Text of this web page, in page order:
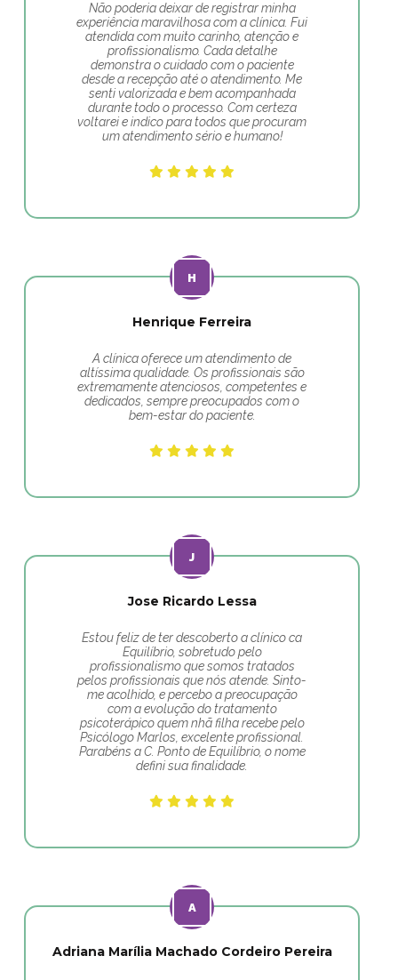
Não poderia deixar de registrar minha
experiência maravilhosa com a clínica. Fui
atendida com muito carinho, atenção e
profissionalismo. Cada detalhe
demonstra o cuidado com o paciente
desde a recepção até o atendimento. Me
senti valorizada e bem acompanhada
durante todo o processo. Com certeza
voltarei e indico para todos que procuram
um atendimento sério e humano!
Henrique Ferreira
A clínica oferece um atendimento de
altíssima qualidade. Os profissionais são
extremamente atenciosos, competentes e
dedicados, sempre preocupados com o
bem-estar do paciente.
Jose Ricardo Lessa
Estou feliz de ter descoberto a clínico ca
Equilíbrio, sobretudo pelo
profissionalismo que somos tratados
pelos profissionais que nós atende. Sinto-
me acolhido, e percebo a preocupação
com a evolução do tratamento
psicoterápico quem nhã filha recebe pelo
Psicólogo Marlos, excelente profissional.
Parabéns a C. Ponto de Equilíbrio, o nome
defini sua finalidade.
Adriana Marília Machado Cordeiro Pereira